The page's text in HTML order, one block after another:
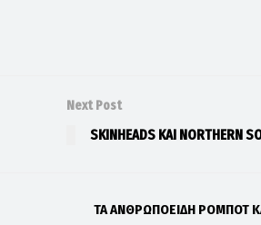
Next Post
SKINHEADS ΚΑΙ NORTHERN
ΤΑ ΑΝΘΡΩΠΟΕΙΔΗ ΡΟΜΠΟΤ